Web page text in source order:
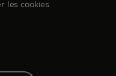
les cookies